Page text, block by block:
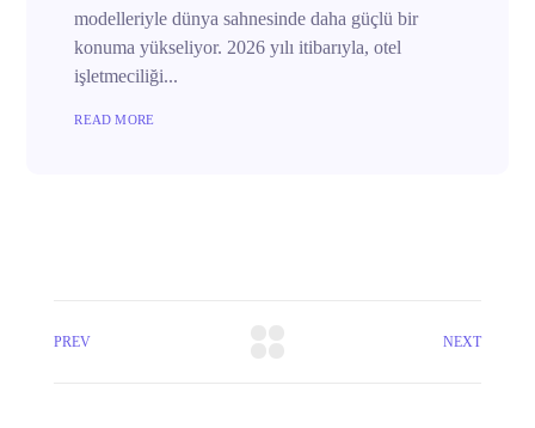
modelleriyle dünya sahnesinde daha güçlü bir
konuma yükseliyor. 2026 yılı itibarıyla, otel
işletmeciliği...
READ MORE
PREV NEXT